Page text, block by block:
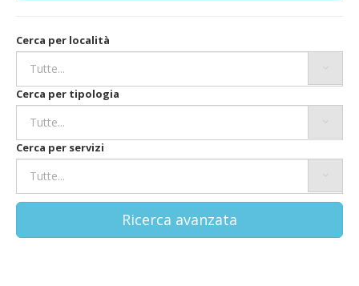
Cerca per località
Cerca per tipologia
Cerca per servizi
Ricerca avanzata